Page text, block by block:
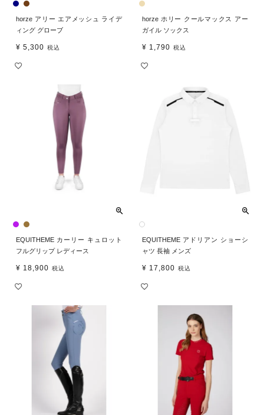
horze アリー エアメッシュ ライデ
ィング グローブ
¥ 5,300 税込
horze ホリー クールマックス アー
ガイル ソックス
¥ 1,790 税込
EQUITHEME カーリー キュロット
フルグリップ レディース
¥ 18,900 税込
EQUITHEME アドリアン ショーシ
ャツ 長袖 メンズ
¥ 17,800 税込